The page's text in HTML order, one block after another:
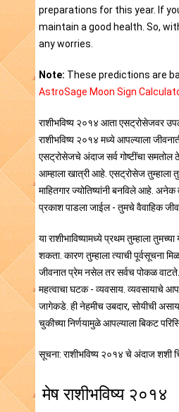
preparations for this year. If
maintain a good health. So,
any worries.
Note: These predictions are
AstroSage Moon Sign
राशीभविष्य २०१४ आता एसट्रोसेजवर
राशीभविष्य २०१४ मध्ये आपल्याला
एसट्रोसेजचे अंदाज सर्व गोष्टींचा समतोल
आम्हाला खात्री आहे. एसट्रोसेज तुम्हाला
माहितगार ज्योतिष्यांनी बनविले आहे.
प्रकाश पाडला जाईल - तुमचे वैवाहिक
या राशीभाविष्यामध्ये प्रथम तुम्हाला
शकता. कारण तुम्हाला त्याची पूर्वसूचना
जीवनात प्रेम नसेल तर सर्वच पोकळ
महत्वाचा घटक - व्यवसाय. व्यवसायाचे
जागेकडे. ही नेहमीच उबदार, सोयीची
चुकीच्या निर्णयामुळे आपल्याला बिकट
सूचना: राशीभविष्य २०१४ चे अंदाज शशी
मेष राशीभविष्य २०१४